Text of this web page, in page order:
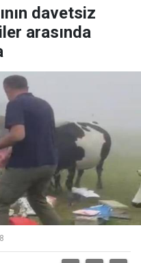
davetsiz
arasında